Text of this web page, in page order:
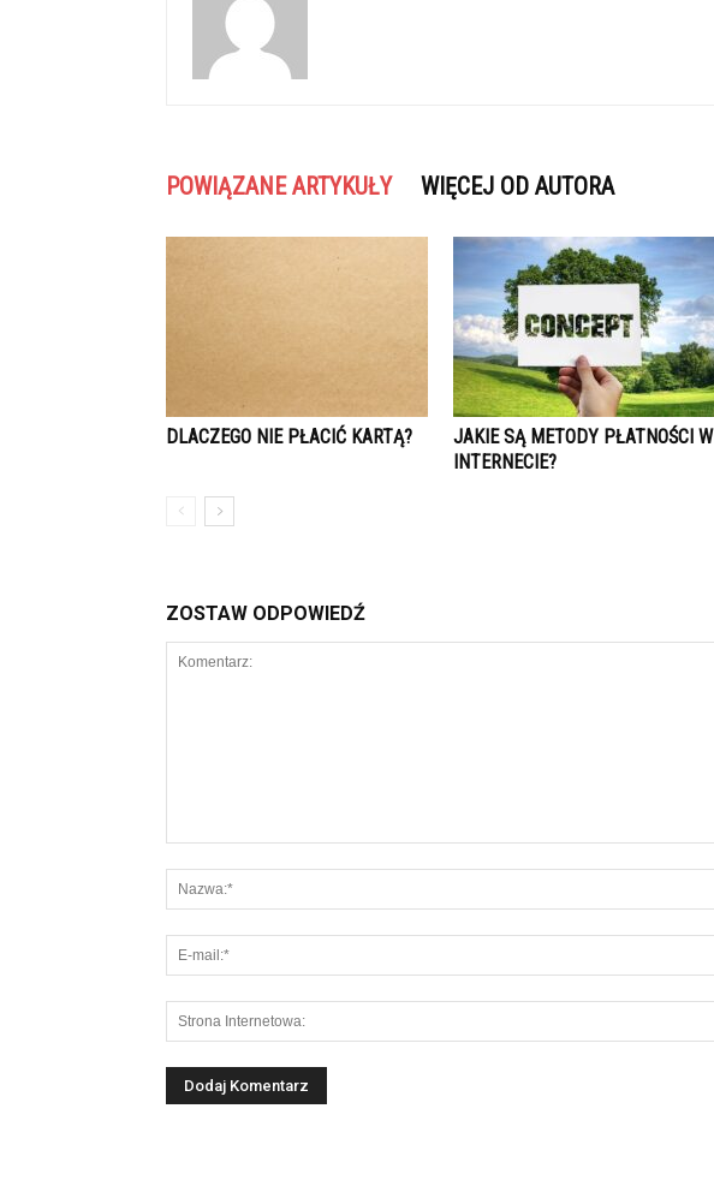
POWIĄZANE ARTYKUŁY WIĘCEJ OD AUTORA
DLACZEGO NIE PŁACIĆ KARTĄ?
JAKIE SĄ METODY PŁATNOŚCI W
INTERNECIE?
ZOSTAW ODPOWIEDŹ